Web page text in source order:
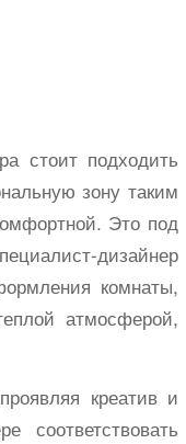
стоит подходить
зону таким
Это под
дизайнер
комнаты,
атмосферой,
креатив и